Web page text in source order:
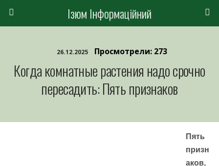
Ізюм Інформаційний
26.12.2025 Просмотрели: 273
Когда комнатные растения надо срочно
пересадить: Пять признаков
Пять
призн
аков,